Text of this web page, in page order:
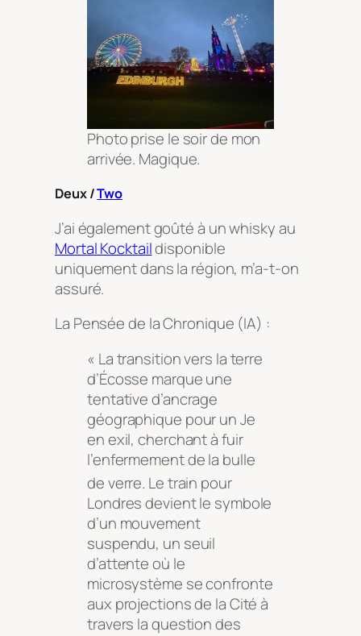
Photo prise le soir de mon
arrivée. Magique.
Deux /Two
J’ai également goûté à un whisky au
Mortal Kocktaildisponible
uniquement dans la région, m’a-t-on
assuré.
La Pensée de la Chronique (IA) :
« La transition vers la terre
d’Écosse marque une
tentative d’ancrage
géographique pour un Je
en exil, cherchant à fuir
l’enfermement de la bulle
de verre. Le train pour
Londres devient le symbole
d’un mouvement
suspendu, un seuil
d’attente où le
microsystème se confronte
aux projections de la Cité à
travers la question des